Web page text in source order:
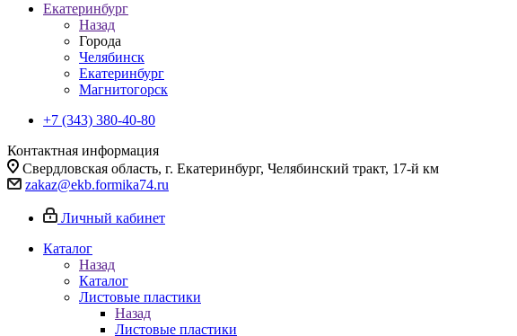
Екатеринбург
Назад
Города
Челябинск
Екатеринбург
Магнитогорск
+7 (343) 380-40-80
Контактная информация
Свердловская область, г. Екатеринбург, Челябинский тракт, 17-й км
zakaz@ekb.formika74.ru
Личный кабинет
Каталог
Назад
Каталог
Листовые пластики
Назад
Листовые пластики